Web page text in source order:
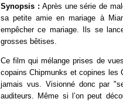
Synopsis : Après une série de
sa petite amie en mariage à
empêcher ce mariage. Ils se
grosses bêtises.
Ce film qui mélange prises de
copains Chipmunks et copines les
jamais vus. Visionné donc par
auditeurs. Même si l’on peut